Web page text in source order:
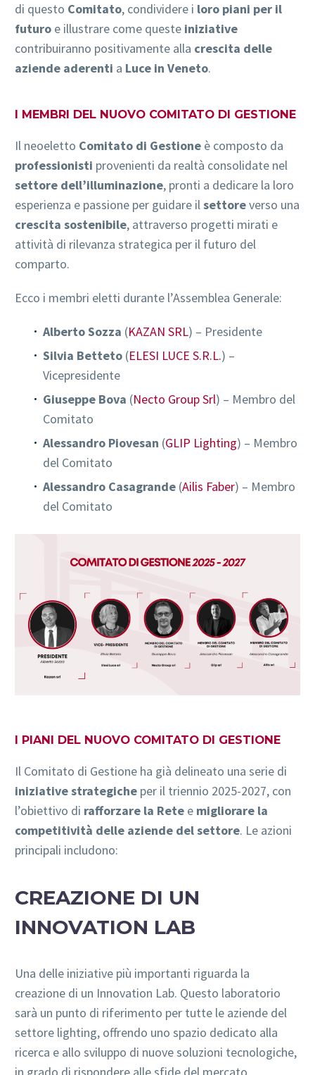
di questo Comitato, condividere i loro piani per il
futuro e illustrare come queste iniziative
contribuiranno positivamente alla crescita delle
aziende aderenti a Luce in Veneto.
I MEMBRI DEL NUOVO COMITATO DI GESTIONE
Il neoeletto Comitato di Gestione è composto da
professionisti provenienti da realtà consolidate nel
settore dell’illuminazione, pronti a dedicare la loro
esperienza e passione per guidare ilsettoreverso una
crescita sostenibile, attraverso progetti mirati e
attività di rilevanza strategica per il futuro del
comparto.
Ecco i membri eletti durante l’Assemblea Generale:
Alberto Sozza (KAZAN SRL) – Presidente
Silvia Betteto (ELESI LUCE S.R.L.) –
Vicepresidente
Giuseppe Bova (Necto Group Srl) – Membro del
Comitato
Alessandro Piovesan (GLIP Lighting) – Membro
del Comitato
Alessandro Casagrande (Ailis Faber) – Membro
del Comitato
I PIANI DEL NUOVO COMITATO DI GESTIONE
Il Comitato di Gestione ha già delineato una serie di
iniziative strategiche per il triennio 2025-2027, con
l’obiettivo di rafforzare la Rete e migliorare la
competitività delle aziende del settore. Le azioni
principali includono:
CREAZIONE DI UN
INNOVATION LAB
Una delle iniziative più importanti riguarda la
creazione di un Innovation Lab. Questo laboratorio
sarà un punto di riferimento per tutte le aziende del
settore lighting, offrendo uno spazio dedicato alla
ricerca e allo sviluppo di nuove soluzioni tecnologiche,